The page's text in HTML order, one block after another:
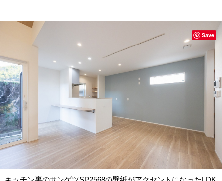
キッチン裏のサンゲツSP2568の壁紙がアクセントになったLDK
Save